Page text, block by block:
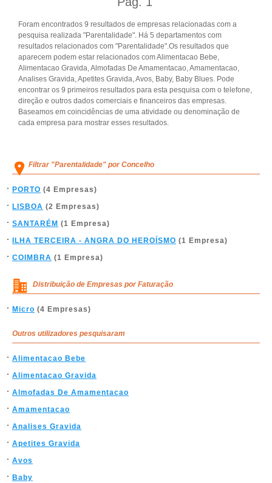
Foram encontrados 9 resultados de empresas relacionadas com a
pesquisa realizada "Parentalidade". Há 5 departamentos com
resultados relacionados com "Parentalidade".Os resultados que
aparecem podem estar relacionados com Alimentacao Bebe,
Alimentacao Gravida, Almofadas De Amamentacao, Amamentacao,
Analises Gravida, Apetites Gravida, Avos, Baby, Baby Blues. Pode
encontrar os 9 primeiros resultados para esta pesquisa com o telefone,
direção e outros dados comerciais e financeiros das empresas.
Baseamos em coincidências de uma atividade ou denominação de
cada empresa para mostrar esses resultados.
Filtrar "Parentalidade" por Concelho
PORTO (4 Empresas)
LISBOA (2 Empresas)
SANTARÉM (1 Empresa)
ILHA TERCEIRA - ANGRA DO HEROÍSMO (1 Empresa)
COIMBRA (1 Empresa)
Distribuição de Empresas por Faturação
Micro (4 Empresas)
Outros utilizadores pesquisaram
Alimentacao Bebe
Alimentacao Gravida
Almofadas De Amamentacao
Amamentacao
Analises Gravida
Apetites Gravida
Avos
Baby